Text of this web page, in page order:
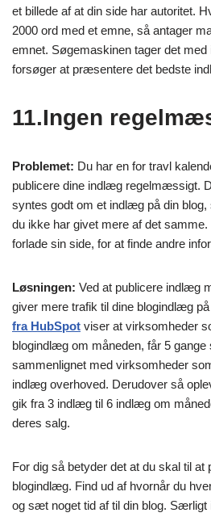
et billede af at din side har autoritet.
2000 ord med et emne, så antager
emnet. Søgemaskinen tager det med
forsøger at præsentere det bedste
11.Ingen
Problemet: Du har en for travl
publicere dine indlæg regelmæssigt.
syntes godt om et indlæg på din
du ikke har givet mere af det
forlade sin side, for at finde andre
Løsningen: Ved at publicere indlæg
giver mere trafik til dine blogindlæg på
fra HubSpot viser at virksomheder
blogindlæg om måneden, får 5 gange
sammenlignet med virksomheder
indlæg overhoved. Derudover så
gik fra 3 indlæg til 6 indlæg om
deres salg.
For dig så betyder det at du skal til at
blogindlæg. Find ud af hvornår du
og sæt noget tid af til din blog. Særligt